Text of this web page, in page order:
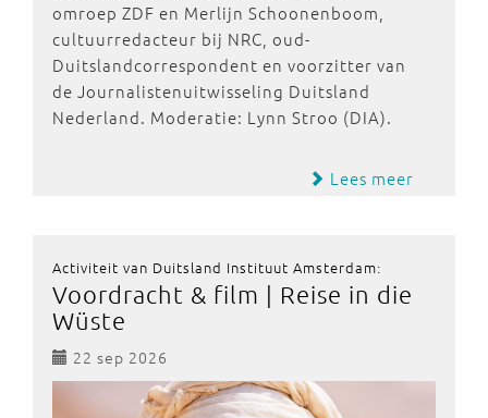
omroep ZDF en Merlijn Schoonenboom,
cultuurredacteur bij NRC, oud-
Duitslandcorrespondent en voorzitter van
de Journalistenuitwisseling Duitsland
Nederland. Moderatie: Lynn Stroo (DIA).
Lees meer
Activiteit van Duitsland Instituut Amsterdam:
Voordracht & film | Reise in die
Wüste
22 sep 2026